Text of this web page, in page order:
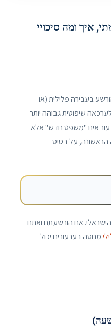
איך ומה סיכויי
בעבירה פלילית (או
שיפוטית גבוהה יותר
אינו "משפט חדש" אלא
על בסיס
אם הורשעתם ואתם
מנוסה בערעורים יכול